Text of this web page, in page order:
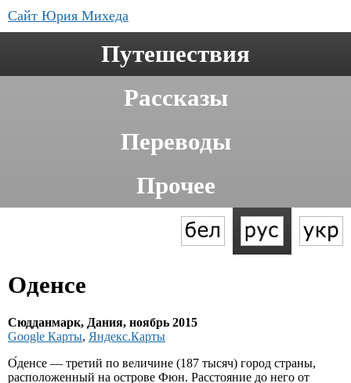
Сайт Юрия Михеда
Путешествия
Рассказы
Переводы
Прочее
Оденсе
Cюдданмарк, Дания, ноябрь 2015
Google Карты, Яндекс.Карты
О́денсе — третий по величине (187 тысяч) город страны,
расположенный на острове Фюн. Расстояние до него от